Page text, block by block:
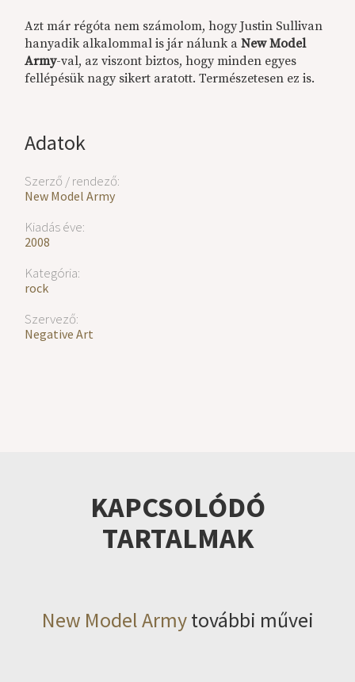
Adatok
Szerző / rendező:
New Model Army
Kiadás éve:
2008
Kategória:
rock
Szervező:
Negative Art
Azt már régóta nem számolom, hogy Justin Sullivan
hanyadik alkalommal is jár nálunk aNew Model
Army-val, az viszont biztos, hogy minden egyes
fellépésük nagy sikert aratott. Természetesen ez is.
KAPCSOLÓDÓ
TARTALMAK
New Model Armytovábbi művei